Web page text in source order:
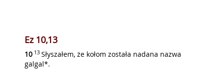
Ez 10,13
10 13 Słyszałem, że kołom została nadana nazwa
galgal*.